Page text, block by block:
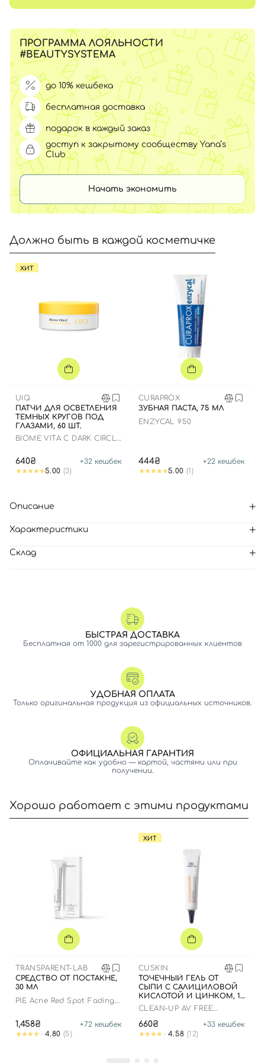
ПРОГРАММА ЛОЯЛЬНОСТИ
#BEAUTYSYSTEMA
до 10% кешбека
бесплатная доставка
подарок в каждый заказ
доступ к закрытому сообществу Yana’s
Club
Начать экономить
Должно быть в каждой косметичке
ХИТ
UIQ
ПАТЧИ ДЛЯ ОСВЕТЛЕНИЯ
ТЕМНЫХ КРУГОВ ПОД
ГЛАЗАМИ, 60 ШТ.
BIOME VITA C DARK CIRCLE
640₴ +32 кешбек
5.00 (3)
CURAPROX
ЗУБНАЯ ПАСТА, 75 МЛ
ENZYCAL 950
444₴ +22 кешбек
5.00 (1)
Описание
Характеристики
Склад
БЫСТРАЯ ДОСТАВКА
Бесплатная от 1000 для зарегистрированных клиентов
УДОБНАЯ ОПЛАТА
Только оригинальная продукция из официальных источников.
ОФИЦИАЛЬНАЯ ГАРАНТИЯ
Оплачивайте как удобно — картой, частями или при
получении.
Хорошо работает с этими продуктами
TRANSPARENT-LAB
СРЕДСТВО ОТ ПОСТАКНЕ,
30 МЛ
PIE Acne Red Spot Fading
1,458₴ +72 кешбек
4.80 (5)
ХИТ
CUSKIN
ТОЧЕЧНЫЙ ГЕЛЬ ОТ
СЫПИ С САЛИЦИЛОВОЙ
КИСЛОТОЙ И ЦИНКОМ, 10
МЛ
CLEAN-UP AV FREE
660₴ +33 кешбек
4.58 (12)